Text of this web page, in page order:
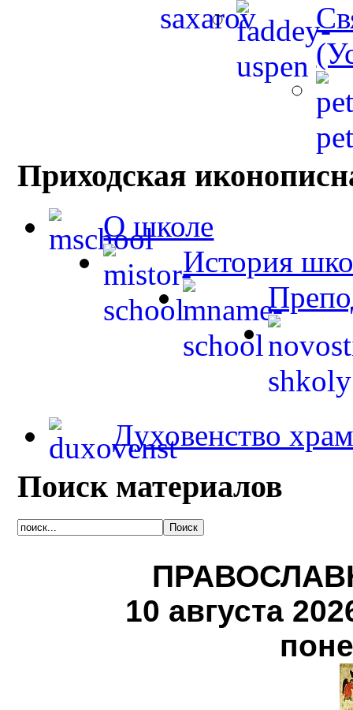
Приходская
О школе
История
Духовенство
Поиск материалов
10 августа